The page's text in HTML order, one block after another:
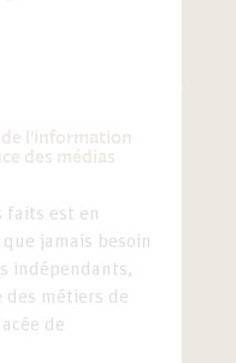
l’information
des médias
faits est en
jamais besoin
indépendants,
des métiers de
de